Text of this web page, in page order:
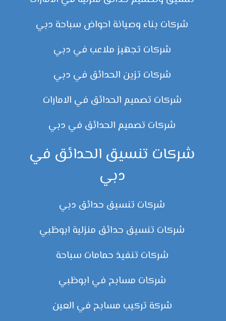
شركات بناء وصيانة احواض سباحة دبي
شركات تجهيز ملاعب في دبي
شركات تزين الحدائق في دبي
شركات تصميم الحدائق في الامارات
شركات تصميم الحدائق في دبي
شركات تنسيق الحدائق في
دبي
شركات تنسيق حدائق دبي
شركات تنسيق حدائق منزلية ابوظبي
شركات تنفيذ حمامات سباحة
شركات مسابح في ابوظبي
شركة تركيب مسابح في العين